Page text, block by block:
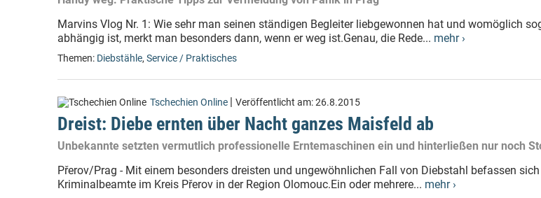
Marvins Vlog Nr. 1: Wie sehr man seinen ständigen Begleiter liebgewonnen hat und womöglich
abhängig ist, merkt man besonders dann, wenn er weg ist.Genau, die Rede... mehr ›
Themen: Diebstähle, Service / Praktisches
Tschechien Online | Veröffentlicht am:26.8.2015
Dreist: Diebe ernten über Nacht ganzes Maisfeld ab
Unbekannte setzten vermutlich professionelle Erntemaschinen ein und hinterließen nur noch
Přerov/Prag - Mit einem besonders dreisten und ungewöhnlichen Fall von Diebstahl befassen
Kriminalbeamte im Kreis Přerov in der Region Olomouc.Ein oder mehrere... mehr ›